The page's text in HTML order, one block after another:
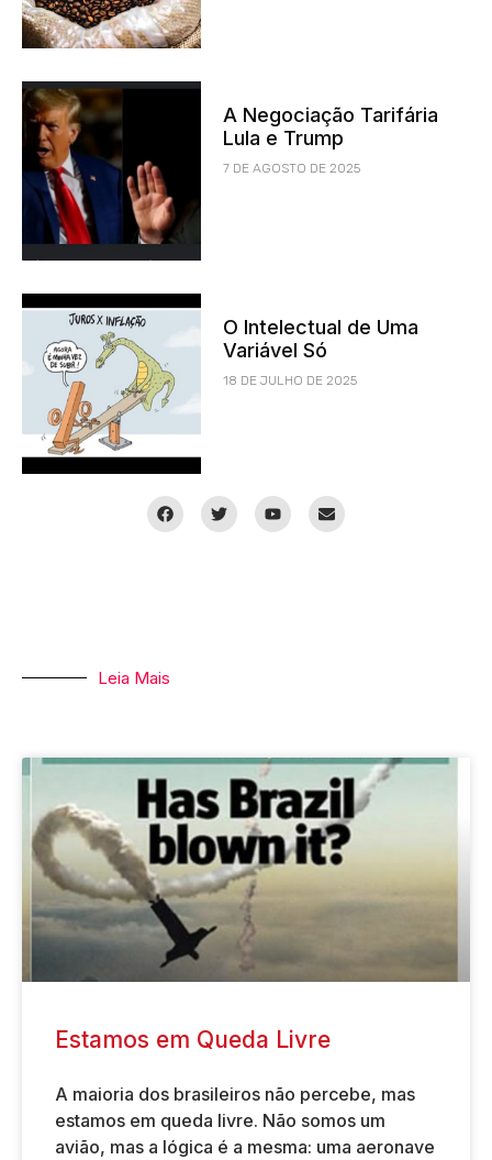
A Negociação Tarifária
Lula e Trump
7 DE AGOSTO DE 2025
O Intelectual de Uma
Variável Só
18 DE JULHO DE 2025
Leia Mais
Estamos em Queda Livre
A maioria dos brasileiros não percebe, mas
estamos em queda livre. Não somos um
avião, mas a lógica é a mesma: uma aeronave